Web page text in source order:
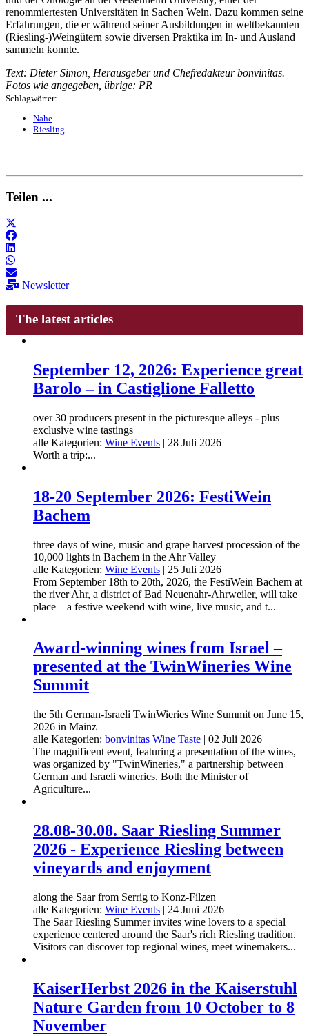
renommiertesten Universitäten in Sachen Wein. Dazu kommen seine
Erfahrungen, die er während seiner Ausbildungen in weltbekannten
(Riesling-)Weingütern sowie diversen Praktika im In- und Ausland
sammeln konnte.
Text: Dieter Simon, Herausgeber und Chefredakteur bonvinitas.
Fotos wie angegeben, übrige: PR
Schlagwörter:
Nahe
Riesling
Teilen ...
Newsletter
The latest articles
September 12, 2026: Experience great
Barolo – in Castiglione Falletto
over 30 producers present in the picturesque alleys - plus
exclusive wine tastings
alle Kategorien: Wine Events | 28 Juli 2026
Worth a trip:...
18-20 September 2026: FestiWein
Bachem
three days of wine, music and grape harvest procession of the
10,000 lights in Bachem in the Ahr Valley
alle Kategorien: Wine Events | 25 Juli 2026
From September 18th to 20th, 2026, the FestiWein Bachem at
the river Ahr, a district of Bad Neuenahr-Ahrweiler, will take
place – a festive weekend with wine, live music, and t...
Award-winning wines from Israel –
presented at the TwinWineries Wine
Summit
the 5th German-Israeli TwinWieries Wine Summit on June 15,
2026 in Mainz
alle Kategorien: bonvinitas Wine Taste | 02 Juli 2026
The magnificent event, featuring a presentation of the wines,
was organized by "TwinWineries," a partnership between
German and Israeli wineries. Both the Minister of
Agriculture...
28.08-30.08. Saar Riesling Summer
2026 - Experience Riesling between
vineyards and enjoyment
along the Saar from Serrig to Konz-Filzen
alle Kategorien: Wine Events | 24 Juni 2026
The Saar Riesling Summer invites wine lovers to a special
experience centered around the Saar's rich Riesling tradition.
Visitors can discover top regional wines, meet winemakers...
KaiserHerbst 2026 in the Kaiserstuhl
Nature Garden from 10 October to 8
November